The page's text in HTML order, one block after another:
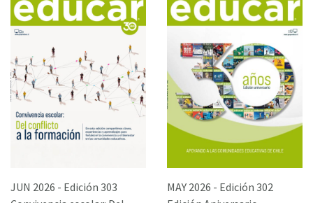
JUN 2026 - Edición 303
MAY 2026 - Edición 302